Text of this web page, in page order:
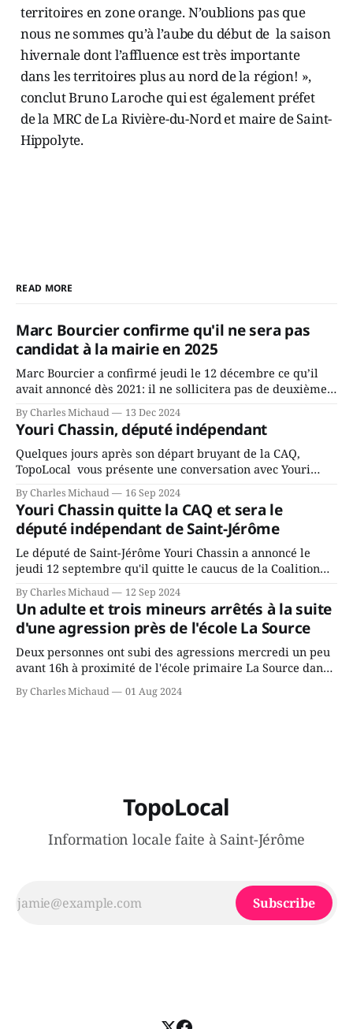
territoires en zone orange. N’oublions pas que
nous ne sommes qu’à l’aube du début de la saison
hivernale dont l’affluence est très importante
dans les territoires plus au nord de la région! »,
conclut Bruno Laroche qui est également préfet
de la MRC de La Rivière-du-Nord et maire de Saint-
Hippolyte.
READ MORE
Marc Bourcier confirme qu'il ne sera pas
candidat à la mairie en 2025
Marc Bourcier a confirmé jeudi le 12 décembre ce qu’il
avait annoncé dès 2021: il ne sollicitera pas de deuxième
fait l’annonce en s’adressant aux employés de la ville,
rassemblés en soirée pour leur traditionnel souper
By Charles Michaud 13 Dec 2024
Youri Chassin, député indépendant
Quelques jours après son départ bruyant de la CAQ,
TopoLocal vous présente une conversation avec Youri
depuis longtemps? Sera-t-il candidat indépendant dans 2
ans? Joindrait-il un autre parti, par exemple les
conservateurs d’Éric Duhaime? Que lui
By Charles Michaud 16 Sep 2024
Youri Chassin quitte la CAQ et sera le
député indépendant de Saint-Jérôme
Le député de Saint-Jérôme Youri Chassin a annoncé le
jeudi 12 septembre qu'il quitte le caucus de la Coalition
gouvernement de la CAQ, surtout de son incapacité, qu'il
juge chronique, à offrir des
By Charles Michaud 12 Sep 2024
Un adulte et trois mineurs arrêtés à la suite
d'une agression près de l'école La Source
Deux personnes ont subi des agressions mercredi un peu
avant 16h à proximité de l'école primaire La Source dans
victimes aurait été écrasée sous un véhicule et aspergée
By Charles Michaud 01 Aug 2024
TopoLocal
Information locale faite à Saint-Jérôme
Subscribe